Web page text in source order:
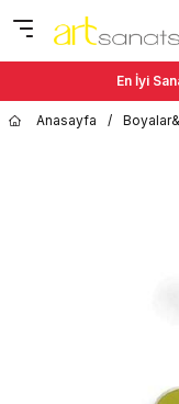
En İyi
Anasayfa /